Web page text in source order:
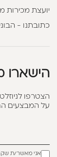
יועצת מכירות
כתובתנו - הבונים 2,
הישארו
הצטרפו
על המבצעים
אני מאשר/ת